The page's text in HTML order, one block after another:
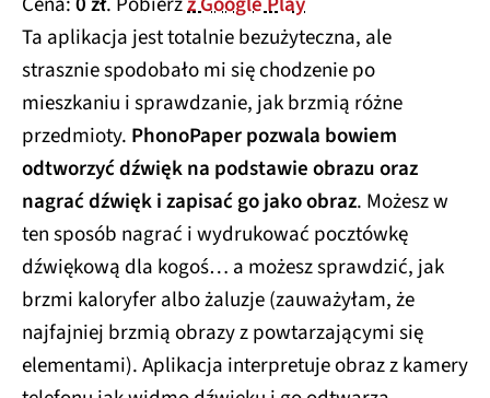
Ta aplikacja jest totalnie bezużyteczna, ale
strasznie spodobało mi się chodzenie po
mieszkaniu i sprawdzanie, jak brzmią różne
przedmioty. PhonoPaper pozwala bowiem
odtworzyć dźwięk na podstawie obrazu oraz
nagrać dźwięk i zapisać go jako obraz. Możesz w
ten sposób nagrać i wydrukować pocztówkę
dźwiękową dla kogoś… a możesz sprawdzić, jak
brzmi kaloryfer albo żaluzje (zauważyłam, że
najfajniej brzmią obrazy z powtarzającymi się
elementami). Aplikacja interpretuje obraz z kamery